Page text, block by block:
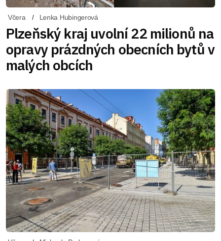
Včera Lenka Hubingerová
Plzeňský kraj uvolní 22 milionů na
opravy prázdných obecních bytů v
malých obcích